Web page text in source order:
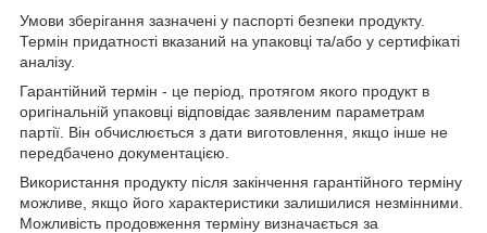
Умови зберігання зазначені у паспорті безпеки продукту.
Термін придатності вказаний на упаковці та/або у сертифікаті
аналізу.
Гарантійний термін - це період, протягом якого продукт в
оригінальній упаковці відповідає заявленим параметрам
партії. Він обчислюється з дати виготовлення, якщо інше не
передбачено документацією.
Використання продукту після закінчення гарантійного терміну
можливе, якщо його характеристики залишилися незмінними.
Можливість продовження терміну визначається за